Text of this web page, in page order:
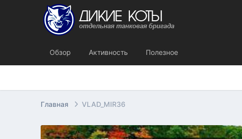
Обзор Активность Полезное
Главная VLAD_MIR36